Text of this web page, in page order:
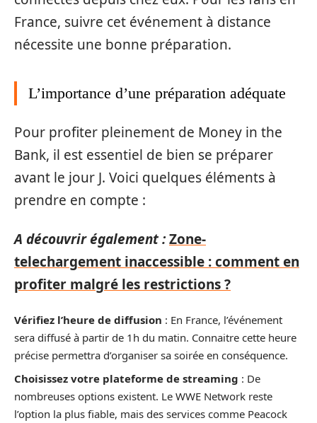
France, suivre cet événement à distance
nécessite une bonne préparation.
L’importance d’une préparation adéquate
Pour profiter pleinement de Money in the
Bank, il est essentiel de bien se préparer
avant le jour J. Voici quelques éléments à
prendre en compte :
A découvrir également :Zone-
telechargement inaccessible : comment en
profiter malgré les restrictions ?
Vérifiez l’heure de diffusion : En France, l’événement
sera diffusé à partir de 1h du matin. Connaitre cette heure
précise permettra d’organiser sa soirée en conséquence.
Choisissez votre plateforme de streaming : De
nombreuses options existent. Le WWE Network reste
l’option la plus fiable, mais des services comme Peacock